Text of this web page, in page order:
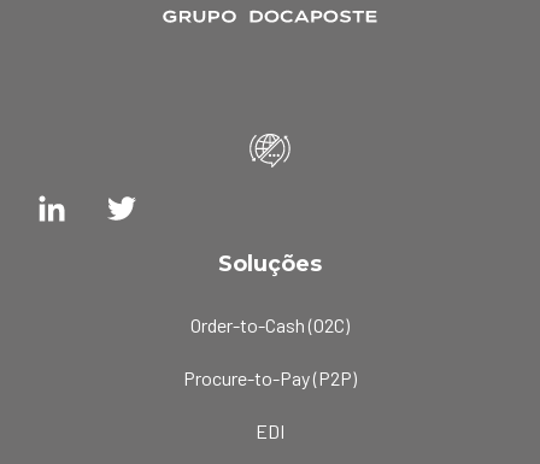
Soluções
Order-to-Cash (O2C)
Procure-to-Pay (P2P)
EDI